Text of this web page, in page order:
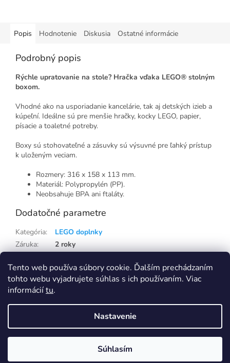
Tento web používa súbory cookie. Ďalším prechádzaním
tohto webu vyjadrujete súhlas s ich používaním. Viac
informáciítu.
Nastavenie
Súhlasím
Eshop na samostatné doméně Capi-cap.sk ukončujeme, nákup i pro
Slovensko přesunujeme na doménu Capi-cap.cz
Ceny, dopravy ani nic jiného se pro vás nemění, naopak se rozšíří
sortiment. Pokud máte na SK eshopu věrnostní slevu, napište nám a
Popis Hodnotenie Diskusia Ostatné informácie
Podrobný popis
Rýchle upratovanie na stole? Hračka vďaka LEGO® stolným
boxom.
Vhodné ako na usporiadanie kancelárie, tak aj detských izieb a
kúpeľní. Ideálne sú pre menšie hračky, kocky LEGO, papier,
písacie a toaletné potreby.
Boxy sú stohovateľné a zásuvky sú výsuvné pre ľahký prístup
k uloženým veciam.
Rozmery: 316 x 158 x 113 mm.
Materiál: Polypropylén (PP).
Neobsahuje BPA ani ftaláty.
Dodatočné parametre
Kategória:
LEGO doplnky
Záruka:
2 roky
EAN
5711938032012
Vytvoril Shoptet
Capi-cap.sk. Všetky práva vyhradené.